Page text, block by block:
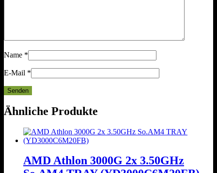
Name *
E-Mail *
Ähnliche Produkte
AMD Athlon 3000G 2x 3.50GHz